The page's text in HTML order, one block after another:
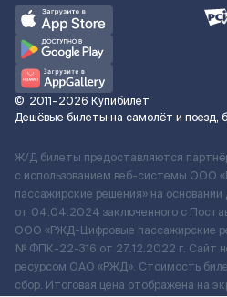
© 2011–2026 Купибилет
Дешёвые билеты на самолёт и поезд,
Ж/Д билеты предоставляются
с использованием веб-системы ООО
пассажирские решения» на
от 04.04.2024 заключенного с
ООО «РЖД-Цифровые пассажирские
№ ФПК-22-316 от 27.12.2022 г. Сайт
ресурсом ОАО «РЖД». Стоимость
сбор. Итоговая цена отображена на